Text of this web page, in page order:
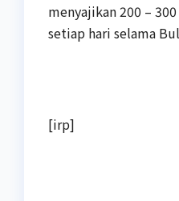
menyajikan 200 –
setiap hari selama
[irp]